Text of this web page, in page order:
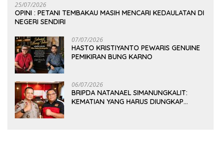
25/07/2026
OPINI : PETANI TEMBAKAU MASIH MENCARI KEDAULATAN DI
NEGERI SENDIRI
07/07/2026
HASTO KRISTIYANTO PEWARIS GENUINE
PEMIKIRAN BUNG KARNO
06/07/2026
BRIPDA NATANAEL SIMANUNGKALIT:
KEMATIAN YANG HARUS DIUNGKAP